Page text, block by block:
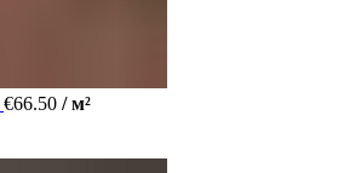
€66.50 / м²